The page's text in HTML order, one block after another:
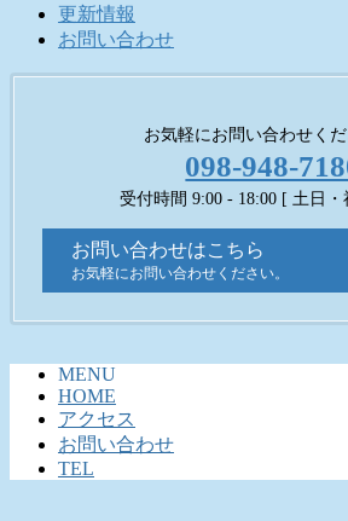
更新情報
お問い合わせ
お気軽にお問い合わせくだ
098-948-
受付時間 9:00 - 18:00 [ 土日
お問い合わせはこちら
お気軽にお問い合わせください。
MENU
HOME
アクセス
お問い合わせ
TEL